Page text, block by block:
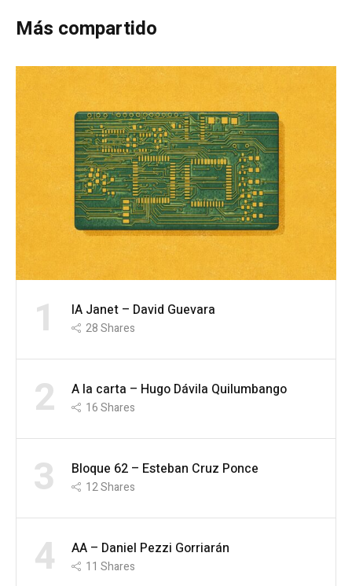
Más compartido
1 IA Janet – David Guevara
28Shares
2 A la carta – Hugo Dávila Quilumbango
16Shares
3 Bloque 62 – Esteban Cruz Ponce
12Shares
4 AA – Daniel Pezzi Gorriarán
11 Shares